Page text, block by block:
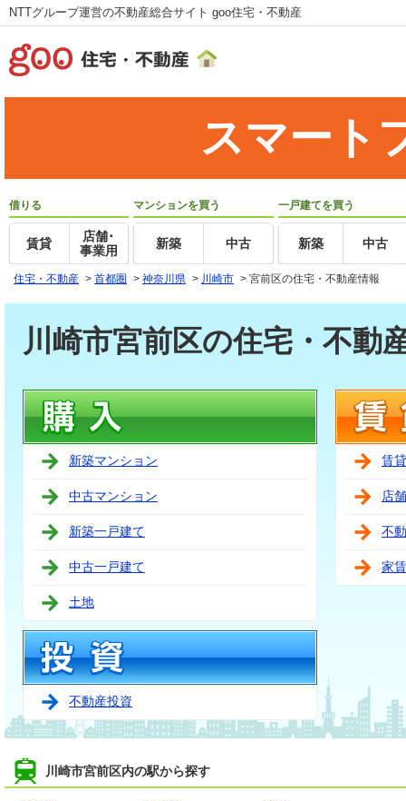
NTTグループ運営の不動産総合サイト goo住宅・不動産
スマート
借りる
賃貸
店舗･
事業用
マンションを買う
新築 中古
一戸建てを買う
新築 中古
住宅・不動産 > 首都圏 > 神奈川県 > 川崎市 > 宮前区の住宅・不動産情報
川崎市宮前区の住宅・不動
新築マンション
中古マンション
新築一戸建て
中古一戸建て
土地
不動産投資
賃
店
不
家
川崎市宮前区内の駅から探す